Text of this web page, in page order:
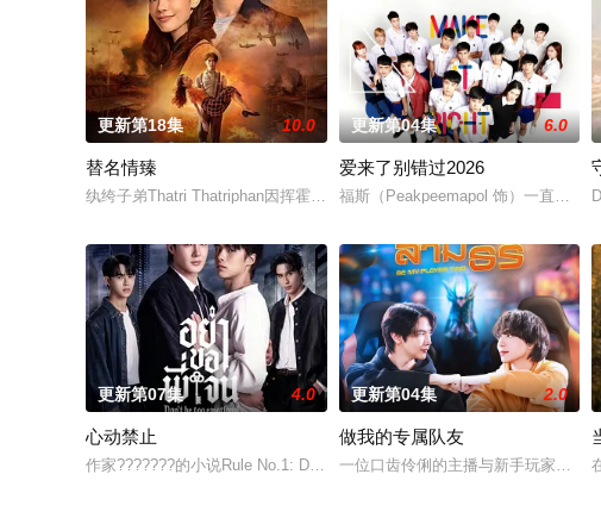
更新第18集 10.0
替名情臻
纨绔子弟Thatri Thatriphan因挥霍无敌倾家荡产，豪宅、情人、朋友一夜尽
更新第04集 6.0
爱来了别错过2026
福斯（Peakpeemapol 饰）一直以为
更新第07集 4.0
心动禁止
作家???????的小说Rule No.1: Don't Be Too Emotional ??
更新第04集 2.0
做我的专属队友
一位口齿伶俐的主播与新手玩家！顶